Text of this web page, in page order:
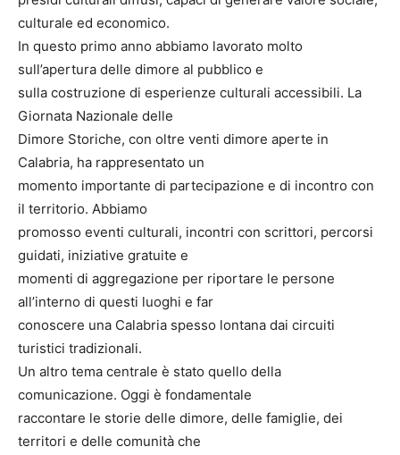
culturale ed economico.
In questo primo anno abbiamo lavorato molto
sull’apertura delle dimore al pubblico e
sulla costruzione di esperienze culturali accessibili. La
Giornata Nazionale delle
Dimore Storiche, con oltre venti dimore aperte in
Calabria, ha rappresentato un
momento importante di partecipazione e di incontro con
il territorio. Abbiamo
promosso eventi culturali, incontri con scrittori, percorsi
guidati, iniziative gratuite e
momenti di aggregazione per riportare le persone
all’interno di questi luoghi e far
conoscere una Calabria spesso lontana dai circuiti
turistici tradizionali.
Un altro tema centrale è stato quello della
comunicazione. Oggi è fondamentale
raccontare le storie delle dimore, delle famiglie, dei
territori e delle comunità che